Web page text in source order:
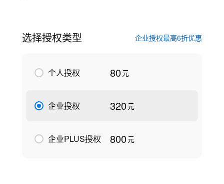
选择授权类型 企业授权最高6折优惠
个人授权 80元
企业授权 320元
企业PLUS授权 800元